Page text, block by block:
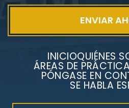
INICIOQUIÉNES
ÁREAS DE PRÁCTICA
PÓNGASE EN
SE HABLA